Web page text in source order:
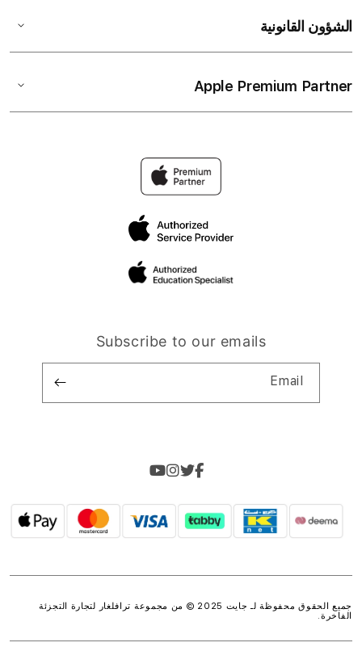
الشؤون القانونية
Apple Premium Partner
Subscribe to our emails
Email
جميع الحقوق محفوظة لـ جايت 2025 © من مجموعة
ترافلغار لتجارة التجزئة
الفاخرة.